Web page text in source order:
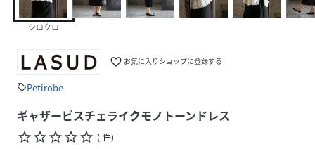
シロクロ
favorite_border お気に入りショップに登録する
sellPetirobe
ギャザービスチェライクモノトーンドレス
star_borderstar_borderstar_borderstar_borderstar_border (-件)